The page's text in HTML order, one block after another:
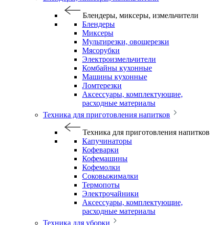
Блендеры, миксеры, измельчители
Блендеры
Миксеры
Мультирезки, овощерезки
Мясорубки
Электроизмельчители
Комбайны кухонные
Машины кухонные
Ломтерезки
Аксессуары, комплектующие,
расходные материалы
Техника для приготовления напитков
Техника для приготовления напитков
Капучинаторы
Кофеварки
Кофемашины
Кофемолки
Соковыжималки
Термопоты
Электрочайники
Аксессуары, комплектующие,
расходные материалы
Техника для уборки